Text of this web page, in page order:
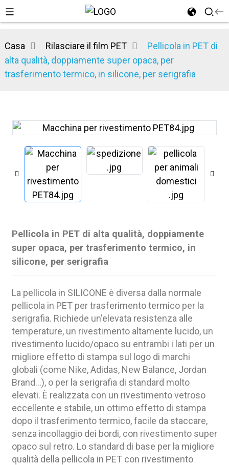
Casa Rilasciare il film PET
Pellicola in PET di
alta qualità, doppiamente super opaca, per
trasferimento termico, in silicone, per serigrafia
Pellicola in PET di alta qualità, doppiamente
super opaca, per trasferimento termico, in
silicone, per serigrafia
La pellicola in SILICONE è diversa dalla normale
pellicola in PET per trasferimento termico per la
serigrafia. Richiede un'elevata resistenza alle
temperature, un rivestimento altamente lucido, un
rivestimento lucido/opaco su entrambi i lati per un
migliore effetto di stampa sul logo di marchi
globali (come Nike, Adidas, New Balance, Jordan
Brand...), o per la serigrafia di standard molto
elevati. È realizzata con un rivestimento vetroso
eccellente e stabile, un ottimo effetto di stampa
dopo il trasferimento termico, facile da staccare,
senza incollaggio dei bordi, con rivestimento super
opaco sul retro. Lo standard di base per la migliore
qualità della pellicola in PET con rivestimento